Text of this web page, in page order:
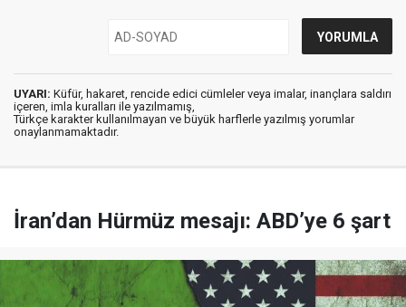
UYARI: Küfür, hakaret, rencide edici cümleler veya imalar, inançlara saldırı
içeren, imla kuralları ile yazılmamış,
Türkçe karakter kullanılmayan ve büyük harflerle yazılmış yorumlar
onaylanmamaktadır.
İran’dan Hürmüz mesajı: ABD’ye 6 şart